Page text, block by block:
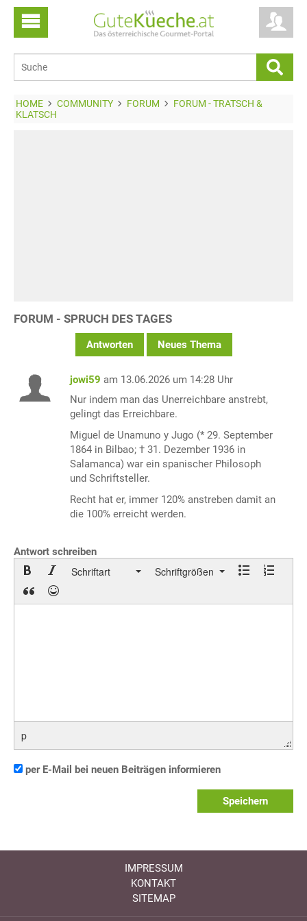
HOME COMMUNITY FORUM
FORUM - TRATSCH &
KLATSCH
FORUM - SPRUCH DES TAGES
Antworten Neues Thema
jowi59 am 13.06.2026 um 14:28 Uhr
Nur indem man das Unerreichbare anstrebt,
gelingt das Erreichbare.
Miguel de Unamuno y Jugo (* 29. September
1864 in Bilbao; † 31. Dezember 1936 in
Salamanca) war ein spanischer Philosoph
und Schriftsteller.
Recht hat er, immer 120% anstreben damit an
die 100% erreicht werden.
Antwort schreiben
Schriftart Schriftgrößen
p
per E-Mail bei neuen Beiträgen informieren
Speichern
IMPRESSUM
KONTAKT
SITEMAP